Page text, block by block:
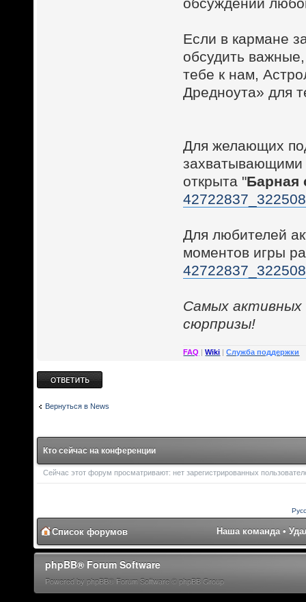
Если в кармане
обсудить
тебе к нам,
Дредноута» для
Для желающих
захватывающими
открыта "Барная
Для любителей
моментов игры
Cамых
сюрпризы!
FAQ |Wiki |Служба поддержки
Ответить
Вернуться в News
Кто сейчас на конференции
Сейчас этот форум просматривают: нет зарегистрированных
Список форумов Наша команда •
phpBB® Forum Software
Powered by phpBB® Forum Software © phpBB Group